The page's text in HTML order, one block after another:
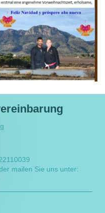
mailen Sie uns unter: